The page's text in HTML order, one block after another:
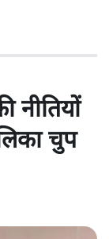
नीतियों
चुप